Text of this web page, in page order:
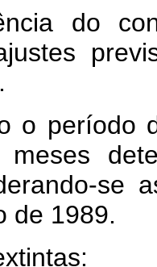
do
o período
meses
se
de 1989.